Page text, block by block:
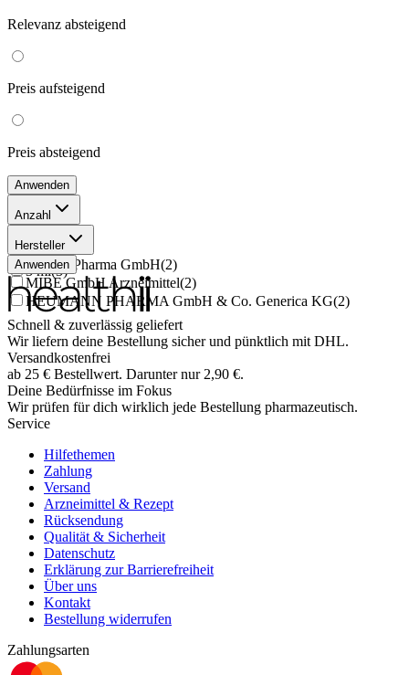
Relevanz absteigend
Preis aufsteigend
Preis absteigend
Anwenden
Anzahl
5 ml(2)
3 ml(3)
Hersteller
Zentiva Pharma GmbH(2)
MIBE GmbH Arzneimittel(2)
HEUMANN PHARMA GmbH & Co. Generica KG(2)
Anwenden
Schnell & zuverlässig geliefert
Wir liefern deine Bestellung sicher und pünktlich mit DHL.
Versandkostenfrei
ab 25 € Bestellwert. Darunter nur 2,90 €.
Deine Bedürfnisse im Fokus
Wir prüfen für dich wirklich jede Bestellung pharmazeutisch.
Service
Hilfethemen
Zahlung
Versand
Arzneimittel & Rezept
Rücksendung
Qualität & Sicherheit
Datenschutz
Erklärung zur Barrierefreiheit
Über uns
Kontakt
Bestellung widerrufen
Zahlungsarten